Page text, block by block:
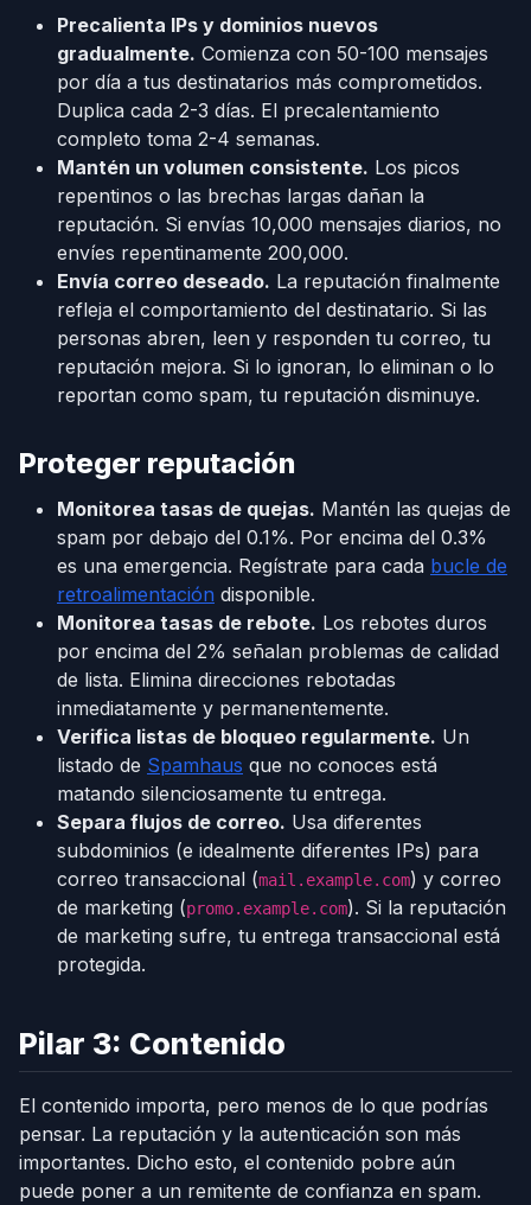
Precalienta IPs y dominios nuevos
gradualmente. Comienza con 50-100 mensajes
por día a tus destinatarios más comprometidos.
Duplica cada 2-3 días. El precalentamiento
completo toma 2-4 semanas.
Mantén un volumen consistente. Los picos
repentinos o las brechas largas dañan la
reputación. Si envías 10,000 mensajes diarios, no
envíes repentinamente 200,000.
Envía correo deseado. La reputación finalmente
refleja el comportamiento del destinatario. Si las
personas abren, leen y responden tu correo, tu
reputación mejora. Si lo ignoran, lo eliminan o lo
reportan como spam, tu reputación disminuye.
Proteger reputación
Monitorea tasas de quejas. Mantén las quejas de
spam por debajo del 0.1%. Por encima del 0.3%
es una emergencia. Regístrate para cada bucle de
retroalimentación disponible.
Monitorea tasas de rebote. Los rebotes duros
por encima del 2% señalan problemas de calidad
de lista. Elimina direcciones rebotadas
inmediatamente y permanentemente.
Verifica listas de bloqueo regularmente. Un
listado de Spamhaus que no conoces está
matando silenciosamente tu entrega.
Separa flujos de correo. Usa diferentes
subdominios (e idealmente diferentes IPs) para
correo transaccional (mail.example.com) y correo
de marketing (promo.example.com). Si la reputación
de marketing sufre, tu entrega transaccional está
protegida.
Pilar 3: Contenido
El contenido importa, pero menos de lo que podrías
pensar. La reputación y la autenticación son más
importantes. Dicho esto, el contenido pobre aún
puede poner a un remitente de confianza en spam.